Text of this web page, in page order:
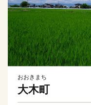
おおきまち
大木町